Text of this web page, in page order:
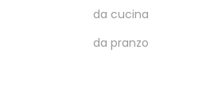
da cucina
da pranzo